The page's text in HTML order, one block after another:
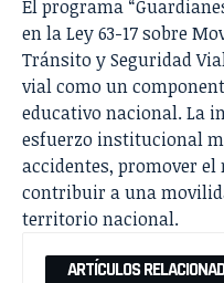
El programa
en la Ley 63-17 sobre
Tránsito y Seguridad
vial como un
educativo nacional. La
esfuerzo institucional
accidentes, promover
contribuir a una
territorio nacional.
ARTÍCULOS